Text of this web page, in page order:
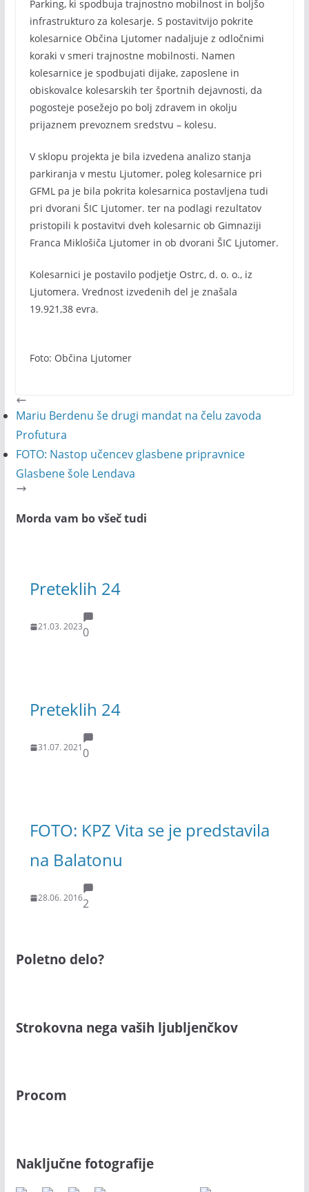
Parking, ki spodbuja trajnostno mobilnost in boljšo
infrastrukturo za kolesarje. S postavitvijo pokrite
kolesarnice Občina Ljutomer nadaljuje z odločnimi
koraki v smeri trajnostne mobilnosti. Namen
kolesarnice je spodbujati dijake, zaposlene in
obiskovalce kolesarskih ter športnih dejavnosti, da
pogosteje posežejo po bolj zdravem in okolju
prijaznem prevoznem sredstvu – kolesu.
V sklopu projekta je bila izvedena analizo stanja
parkiranja v mestu Ljutomer, poleg kolesarnice pri
GFML pa je bila pokrita kolesarnica postavljena tudi
pri dvorani ŠIC Ljutomer. ter na podlagi rezultatov
pristopili k postavitvi dveh kolesarnic ob Gimnaziji
Franca Miklošiča Ljutomer in ob dvorani ŠIC Ljutomer.
Kolesarnici je postavilo podjetje Ostrc, d. o. o., iz
Ljutomera. Vrednost izvedenih del je znašala
19.921,38 evra.
Foto: Občina Ljutomer
Mariu Berdenu še drugi mandat na čelu zavoda
Profutura
FOTO: Nastop učencev glasbene pripravnice
Glasbene šole Lendava
Morda vam bo všeč tudi
Preteklih 24
21.03. 20230
Preteklih 24
31.07. 20210
FOTO: KPZ Vita se je predstavila
na Balatonu
28.06. 20162
Poletno delo?
Strokovna nega vaših ljubljenčkov
Procom
Naključne fotografije